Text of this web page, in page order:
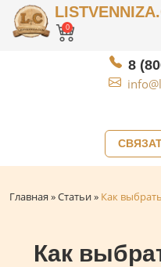
0
8
Главная »Статьи» Как
Как